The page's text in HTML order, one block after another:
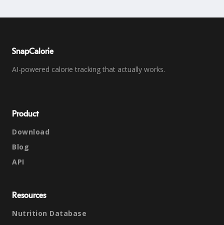
SnapCalorie
AI-powered calorie tracking that actually works.
Product
Download
Blog
API
Resources
Nutrition Database